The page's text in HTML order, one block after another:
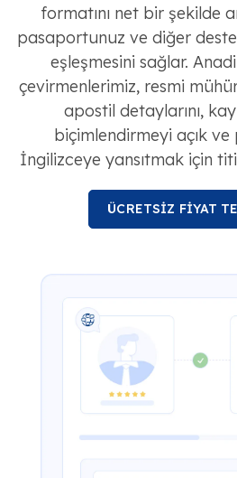
formatını net bir şekilde
pasaportunuz ve diğer
eşleşmesini sağlar.
çevirmenlerimiz, resmi
apostil detaylarını,
biçimlendirmeyi açık
İngilizceye yansıtmak için
ÜCRETSİZ FİYAT